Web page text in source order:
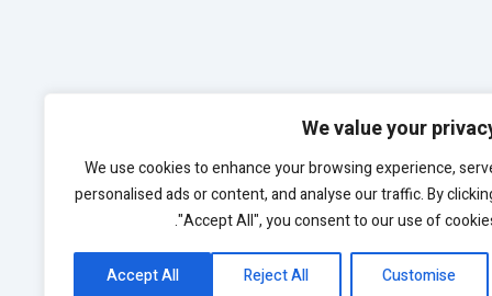
We value your
We use cookies to enhance your browsing experience,
personalised ads or content, and analyse our traffic. By
"Accept All", you consent to our use of
Customise
Reject All
Accept All